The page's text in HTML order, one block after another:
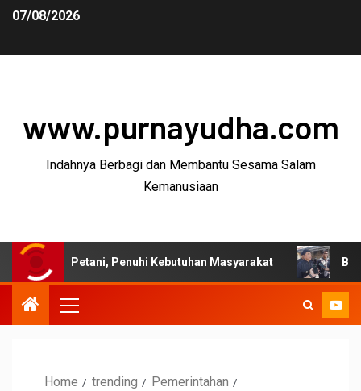
07/08/2026
www.purnayudha.com
Indahnya Berbagi dan Membantu Sesama Salam
Kemanusiaan
Penuhi Kebutuhan Masyarakat Bupati Garut:
Home trending
Pemerintahan